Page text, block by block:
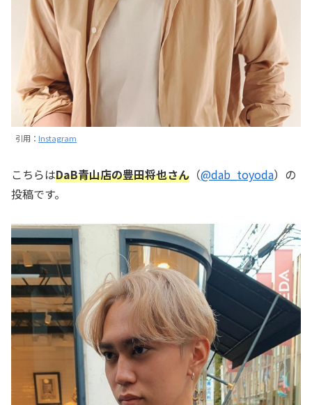
引用： Instagram
こちらはDaB青山店の豊田将也さん （@dab_toyoda）の
投稿です。